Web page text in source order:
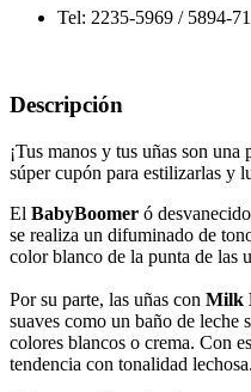
Tel: 2235-5969 / 5894-
Descripción
¡Tus manos y tus uñas son
súper cupón para estilizarlas y
El BabyBoomer ó
se realiza un difuminado de
color blanco de la punta de las
Por su parte, las uñas con Milk
suaves como un baño de leche
colores blancos o crema. Con
tendencia con tonalidad lechosa.